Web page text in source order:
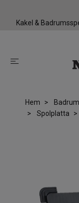
Kakel &
Hem
Spolplatta